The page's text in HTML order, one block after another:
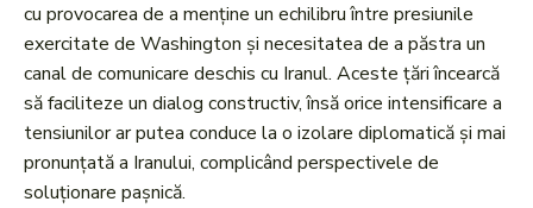
cu provocarea de a menține un echilibru între presiunile
exercitate de Washington și necesitatea de a păstra un
canal de comunicare deschis cu Iranul. Aceste țări încearcă
să faciliteze un dialog constructiv, însă orice intensificare a
tensiunilor ar putea conduce la o izolare diplomatică și mai
pronunțată a Iranului, complicând perspectivele de
soluționare pașnică.